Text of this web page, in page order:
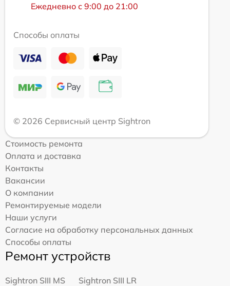
Ежедневно с 9:00 до 21:00
Способы оплаты
© 2026 Сервисный центр Sightron
Стоимость ремонта
Оплата и доставка
Контакты
Вакансии
О компании
Ремонтируемые модели
Наши услуги
Согласие на обработку персональных данных
Способы оплаты
Ремонт устройств
Sightron SIII MS
Sightron SIII LR